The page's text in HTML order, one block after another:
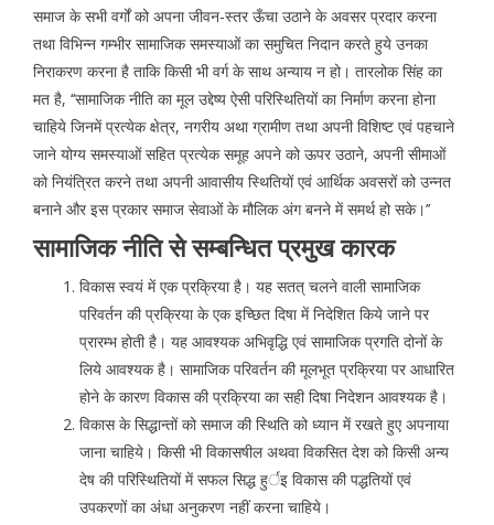
समाज के सभी वर्गों को अपना जीवन-स्तर ऊँचा उठाने के अवसर प्रदार करना
तथा विभिन्न गम्भीर सामाजिक समस्याओं का समुचित निदान करते हुये उनका
निराकरण करना है ताकि किसी भी वर्ग के साथ अन्याय न हो। तारलोक सिंह का
मत है, ‘‘सामाजिक नीति का मूल उद्देष्य ऐसी परिस्थितियों का निर्माण करना होना
चाहिये जिनमें प्रत्येक क्षेत्र, नगरीय अथा ग्रामीण तथा अपनी विशिष्ट एवं पहचाने
जाने योग्य समस्याओं सहित प्रत्येक समूह अपने को ऊपर उठाने, अपनी सीमाओं
को नियंत्रित करने तथा अपनी आवासीय स्थितियों एवं आर्थिक अवसरों को उन्नत
बनाने और इस प्रकार समाज सेवाओं के मौलिक अंग बनने में समर्थ हो सके।’’
सामाजिक नीति से सम्बन्धित प्रमुख कारक
विकास स्वयं में एक प्रक्रिया है। यह सतत् चलने वाली सामाजिक
परिवर्तन की प्रक्रिया के एक इच्छित दिषा में निदेशित किये जाने पर
प्रारम्भ होती है। यह आवश्यक अभिवृद्धि एवं सामाजिक प्रगति दोनों के
लिये आवश्यक है। सामाजिक परिवर्तन की मूलभूत प्रक्रिया पर आधारित
होने के कारण विकास की प्रक्रिया का सही दिषा निदेशन आवश्यक है।
विकास के सिद्धान्तों को समाज की स्थिति को ध्यान में रखते हुए अपनाया
जाना चाहिये। किसी भी विकासषील अथवा विकसित देश को किसी अन्य
देष की परिस्थितियों में सफल सिद्ध हुर्इ विकास की पद्धतियों एवं
उपकरणों का अंधा अनुकरण नहीं करना चाहिये।